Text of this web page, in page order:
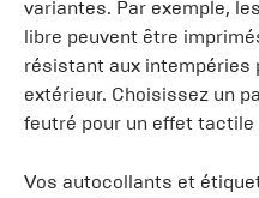
variantes. Par exemple,
libre peuvent être
résistant aux intempéries
extérieur. Choisissez un
feutré pour un effet tactile
Vos autocollants et